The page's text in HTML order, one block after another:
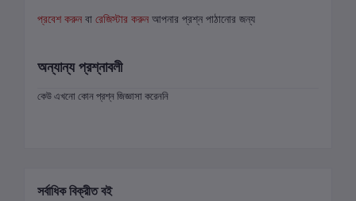
প্রবেশ করুন বা রেজিস্টার করুন আপনার প্রশ্ন পাঠানোর জন্য
অন্যান্য প্রশ্নাবলী
কেউ এখনো কোন প্রশ্ন জিজ্ঞাসা করেননি
সর্বাধিক বিক্রীত বই